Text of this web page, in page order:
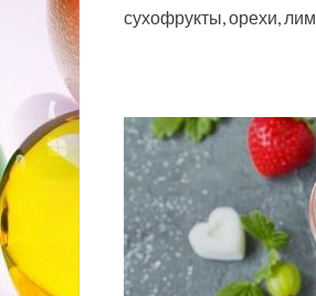
сухофрукты, орехи,